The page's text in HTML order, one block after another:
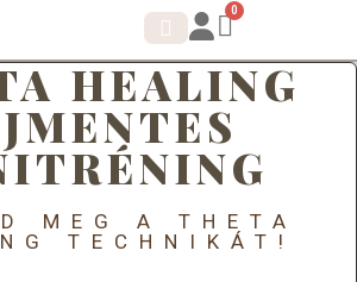
0
HEALING
MEG A THETA
TECHNIKÁT!